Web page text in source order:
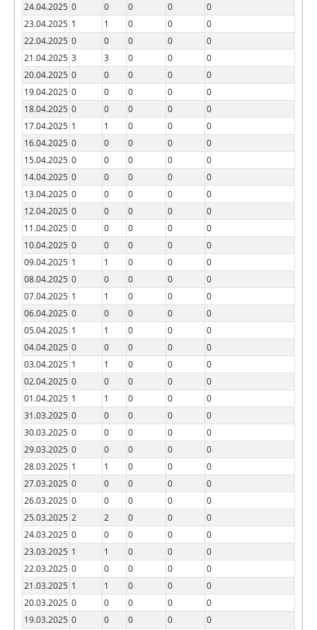
24.04.2025 0 0 0 0
0
23.04.2025 1 1 0 0
0
22.04.2025 0 0 0 0
0
21.04.2025 3 3 0 0
0
20.04.2025 0 0 0 0
0
19.04.2025 0 0 0 0
0
18.04.2025 0 0 0 0
0
17.04.2025 1 1 0 0
0
16.04.2025 0 0 0 0
0
15.04.2025 0 0 0 0
0
14.04.2025 0 0 0 0
0
13.04.2025 0 0 0 0
0
12.04.2025 0 0 0 0
0
11.04.2025 0 0 0 0
0
10.04.2025 0 0 0 0
0
09.04.2025 1 1 0 0
0
08.04.2025 0 0 0 0
0
07.04.2025 1 1 0 0
0
06.04.2025 0 0 0 0
0
05.04.2025 1 1 0 0
0
04.04.2025 0 0 0 0
0
03.04.2025 1 1 0 0
0
02.04.2025 0 0 0 0
0
01.04.2025 1 1 0 0
0
31.03.2025 0 0 0 0
0
30.03.2025 0 0 0 0
0
29.03.2025 0 0 0 0
0
28.03.2025 1 1 0 0
0
27.03.2025 0 0 0 0
0
26.03.2025 0 0 0 0
0
25.03.2025 2 2 0 0
0
24.03.2025 0 0 0 0
0
23.03.2025 1 1 0 0
0
22.03.2025 0 0 0 0
0
21.03.2025 1 1 0 0
0
20.03.2025 0 0 0 0
0
19.03.2025 0 0 0 0
0